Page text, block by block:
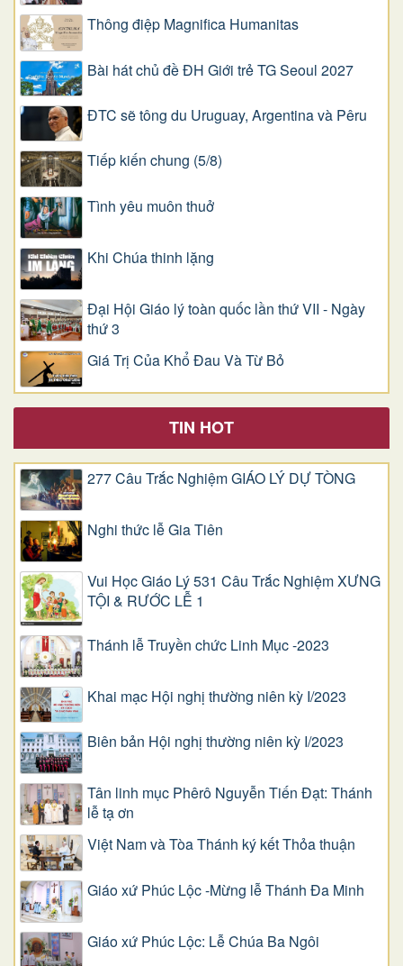
Thông điệp Magnifica Humanitas
Bài hát chủ đề ĐH Giới trẻ TG Seoul 2027
ĐTC sẽ tông du Uruguay, Argentina và Pêru
Tiếp kiến chung (5/8)
Tình yêu muôn thuở
Khi Chúa thinh lặng
Đại Hội Giáo lý toàn quốc lần thứ VII - Ngày
thứ 3
Giá Trị Của Khổ Ðau Và Từ Bỏ
TIN HOT
277 Câu Trắc Nghiệm GIÁO LÝ DỰ TÒNG
Nghi thức lễ Gia Tiên
Vui Học Giáo Lý 531 Câu Trắc Nghiệm XƯNG
TỘI & RƯỚC LỄ 1
Thánh lễ Truyền chức Linh Mục -2023
Khai mạc Hội nghị thường niên kỳ I/2023
Biên bản Hội nghị thường niên kỳ I/2023
Tân linh mục Phêrô Nguyễn Tiến Đạt: Thánh
lễ tạ ơn
Việt Nam và Tòa Thánh ký kết Thỏa thuận
Giáo xứ Phúc Lộc -Mừng lễ Thánh Đa Minh
Giáo xứ Phúc Lộc: Lễ Chúa Ba Ngôi